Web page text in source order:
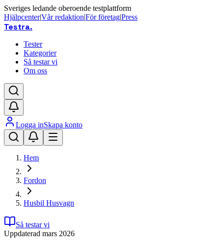
Sveriges ledande oberoende testplattform
Hjälpcenter|Vår redaktion|För företag|Press
Testra.
Tester
Kategorier
Så testar vi
Om oss
Logga inSkapa konto
Hem
Fordon
Husbil Husvagn
Så testar vi
Uppdaterad mars 2026